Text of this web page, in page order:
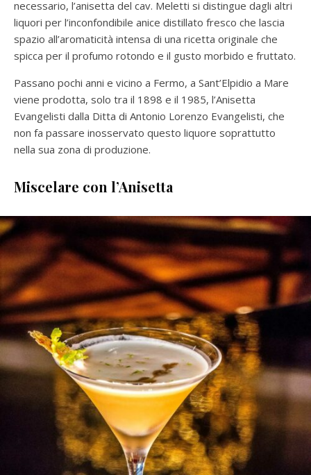
necessario, l’anisetta del cav. Meletti si distingue dagli altri
liquori per l’inconfondibile anice distillato fresco che lascia
spazio all’aromaticità intensa di una ricetta originale che
spicca per il profumo rotondo e il gusto morbido e fruttato.
Passano pochi anni e vicino a Fermo, a Sant’Elpidio a Mare
viene prodotta, solo tra il 1898 e il 1985, l’Anisetta
Evangelisti dalla Ditta di Antonio Lorenzo Evangelisti, che
non fa passare inosservato questo liquore soprattutto
nella sua zona di produzione.
Miscelare con l’Anisetta